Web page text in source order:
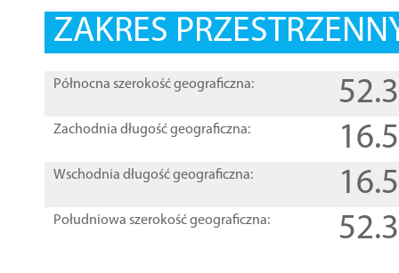
ZAKRES
Północna szerokość geograficzna:
Zachodnia długość geograficzna:
Wschodnia długość geograficzna:
Południowa szerokość geograficzna: